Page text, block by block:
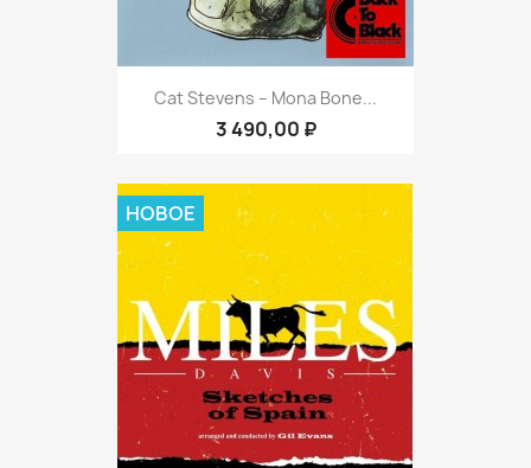
Cat Stevens ‎– Mona Bone...
3 490,00 ₽
НОВОЕ